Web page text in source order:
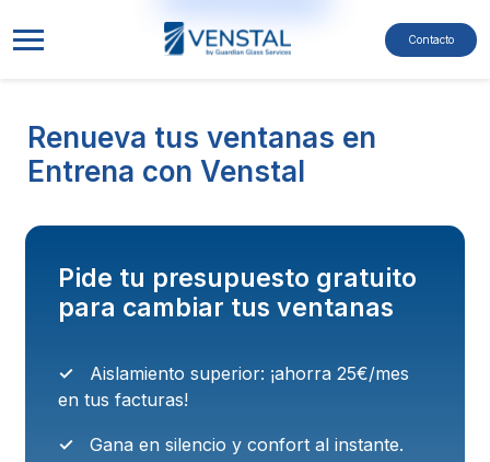
NavegaciónContacto
Renueva tus ventanas en
Entrena con Venstal
Pide tu presupuesto gratuito
para cambiar tus ventanas
Aislamiento superior: ¡ahorra 25€/mes
en tus facturas!
Gana en silencio y confort al instante.